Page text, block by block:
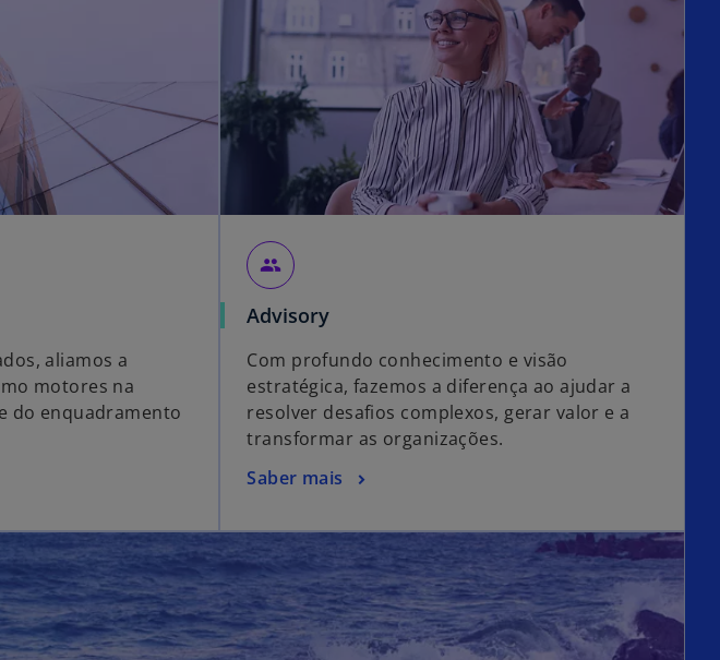
aliamos a
motores na
do enquadramento
group
Advisory
Com profundo conhecimento e visão
estratégica, fazemos a diferença ao ajudar a
resolver desafios complexos, gerar valor e a
transformar as organizações.
Saber mais